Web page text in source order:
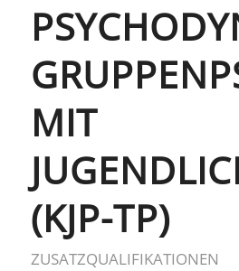
MIT
(KJP-TP)
ZUSATZQUALIFIKATIONEN